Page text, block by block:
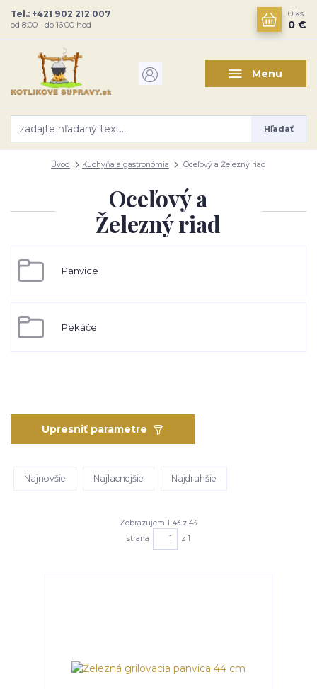
Menu
Hľadať
Tel.: +421 902 212 007
od 8:00 - do 16:00 hod
0 ks
0 €
Úvod Kuchyňa a gastronómia Oceľový a Železný riad
Oceľový a
Železný riad
Panvice
Pekáče
Upresniť parametre
Najnovšie Najlacnejšie Najdrahšie
Zobrazujem 1-43 z 43
strana
z 1